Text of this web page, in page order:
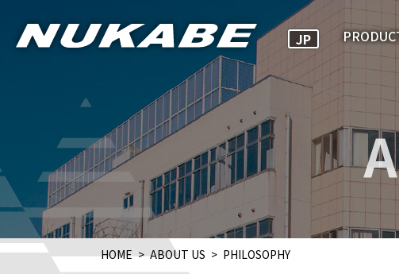
JP
HOME ABOUT US PHILOSOPHY